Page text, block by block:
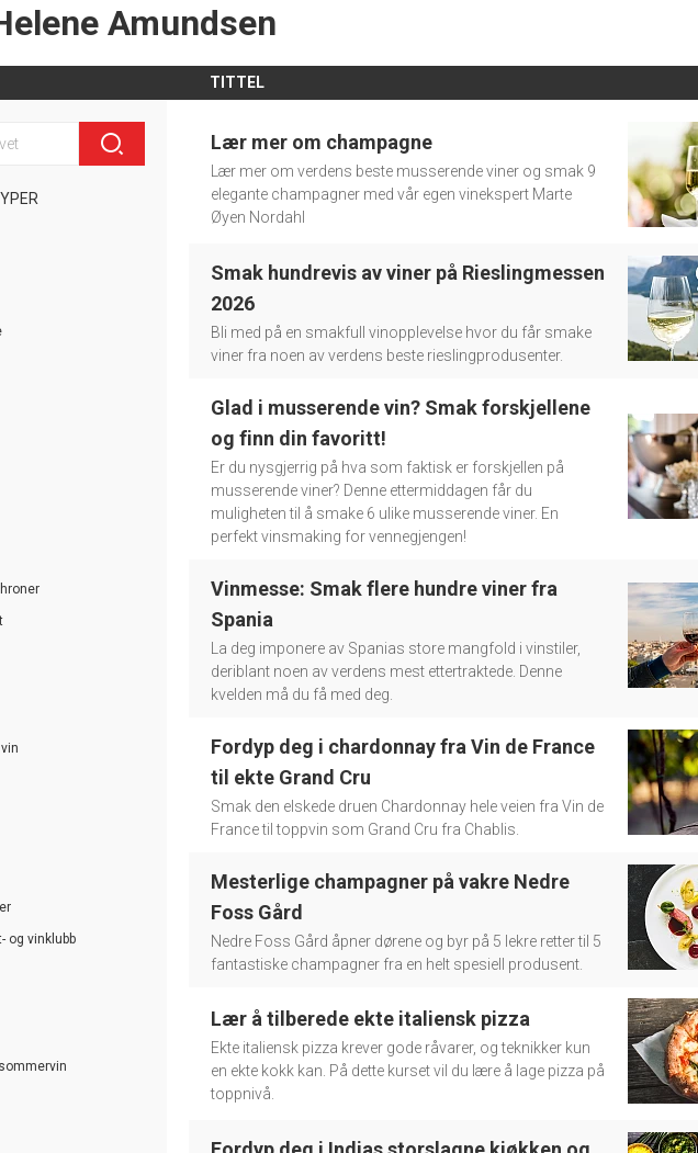
Amundsen
TITTEL
og vinklubb
Lær mer om champagne
Lær mer om verdens beste musserende viner og smak 9
elegante champagner med vår egen vinekspert Marte
Øyen Nordahl
Smak hundrevis av viner på Rieslingmessen
2026
Bli med på en smakfull vinopplevelse hvor du får smake
viner fra noen av verdens beste rieslingprodusenter.
Glad i musserende vin? Smak forskjellene
og finn din favoritt!
Er du nysgjerrig på hva som faktisk er forskjellen på
musserende viner? Denne ettermiddagen får du
muligheten til å smake 6 ulike musserende viner. En
perfekt vinsmaking for vennegjengen!
Vinmesse: Smak flere hundre viner fra
Spania
La deg imponere av Spanias store mangfold i vinstiler,
deriblant noen av verdens mest ettertraktede. Denne
kvelden må du få med deg.
Fordyp deg i chardonnay fra Vin de France
til ekte Grand Cru
Smak den elskede druen Chardonnay hele veien fra Vin de
France til toppvin som Grand Cru fra Chablis.
Mesterlige champagner på vakre Nedre
Foss Gård
Nedre Foss Gård åpner dørene og byr på 5 lekre retter til 5
fantastiske champagner fra en helt spesiell produsent.
Lær å tilberede ekte italiensk pizza
Ekte italiensk pizza krever gode råvarer, og teknikker kun
en ekte kokk kan. På dette kurset vil du lære å lage pizza på
toppnivå.